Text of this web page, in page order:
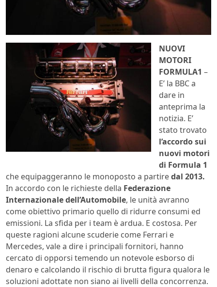
NUOVI
MOTORI
FORMULA1 –
E’ la BBC a
dare in
anteprima la
notizia. E’
stato trovato
l’accordo sui
nuovi motori
di Formula 1
che equipaggeranno le monoposto a partiredal 2013.
In accordo con le richieste della Federazione
Internazionale dell’Automobile, le unità avranno
come obiettivo primario quello di ridurre consumi ed
emissioni. La sfida per i team è ardua. E costosa. Per
queste ragioni alcune scuderie come Ferrari e
Mercedes, vale a dire i principali fornitori, hanno
cercato di opporsi temendo un notevole esborso di
denaro e calcolando il rischio di brutta figura qualora le
soluzioni adottate non siano ai livelli della concorrenza.